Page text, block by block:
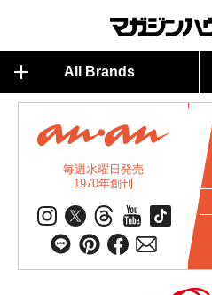
All Brands
毎週水曜日発売
1970年創刊